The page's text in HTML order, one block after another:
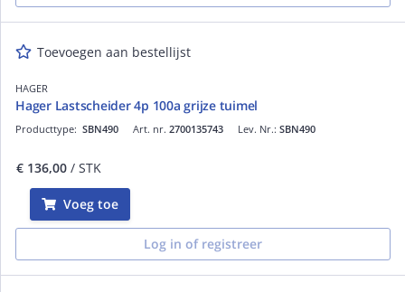
Toevoegen aan bestellijst
HAGER
Hager Lastscheider 4p 100a grijze tuimel
Art. nr. 2700135743
Producttype: SBN490 Lev. Nr.: SBN490
€ 136,00 / STK
Voeg toe
Log in of registreer